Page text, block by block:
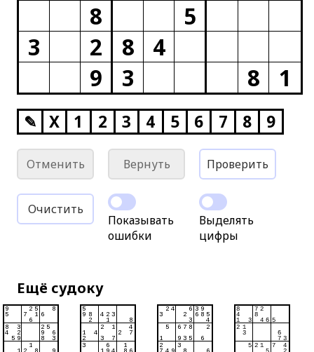
8
5
3
2 8
4
9
3 8 1
✎ X 1 2 3 4 5 6 7 8 9
Отменить Вернуть Проверить
Очистить
Показывать
ошибки
Выделять
цифры
Ещё судоку